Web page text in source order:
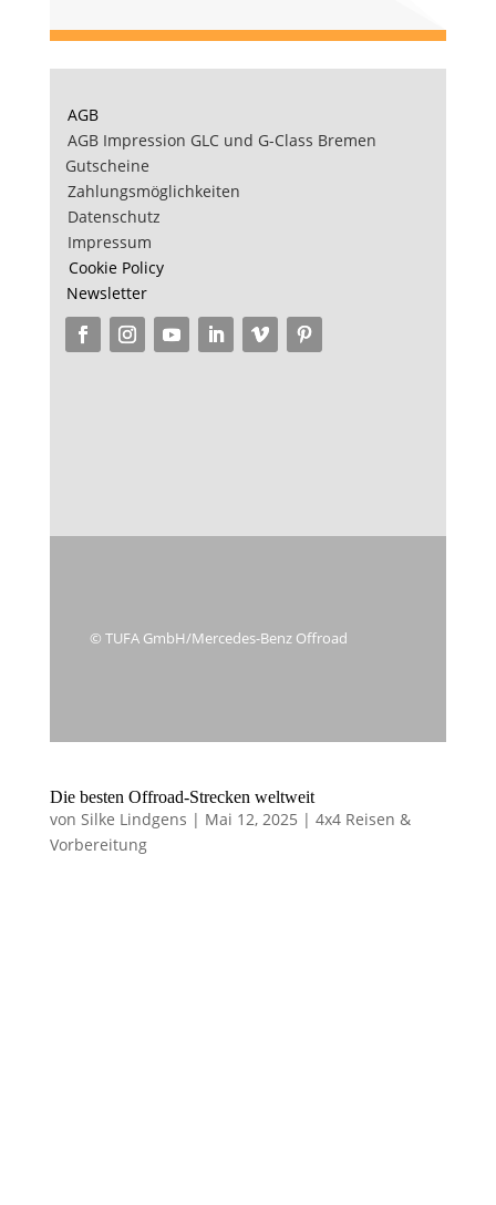
AGB
AGB Impression GLC und G-Class Bremen
Gutscheine
Zahlungsmöglichkeiten
Datenschutz
Impressum
Cookie Policy
Newsletter
© TUFA GmbH/Mercedes-Benz Offroad
Die besten Offroad-Strecken weltweit
von Silke Lindgens | Mai 12, 2025 | 4x4 Reisen &
Vorbereitung